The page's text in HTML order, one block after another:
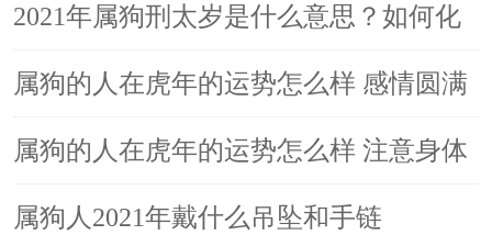
出现变化，他们的工作效率也会随之下
滑，戌狗们需要在工作的同时注意休
此外由于这一年事业发展较为稳
读
2021年属狗刑太岁是什么意思？如何化
解
属狗的人在虎年的运势怎么样 感情圆满
工作上困难多
属狗的人在虎年的运势怎么样 注意身体
健康
属狗人2021年戴什么吊坠和手链